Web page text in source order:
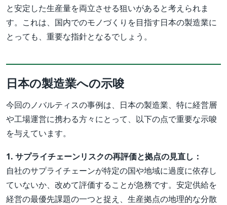
と安定した生産量を両立させる狙いがあると考えられま
す。これは、国内でのモノづくりを目指す日本の製造業に
とっても、重要な指針となるでしょう。
日本の製造業への示唆
今回のノバルティスの事例は、日本の製造業、特に経営層
や工場運営に携わる方々にとって、以下の点で重要な示唆
を与えています。
1. サプライチェーンリスクの再評価と拠点の見直し：
自社のサプライチェーンが特定の国や地域に過度に依存し
ていないか、改めて評価することが急務です。安定供給を
経営の最優先課題の一つと捉え、生産拠点の地理的な分散